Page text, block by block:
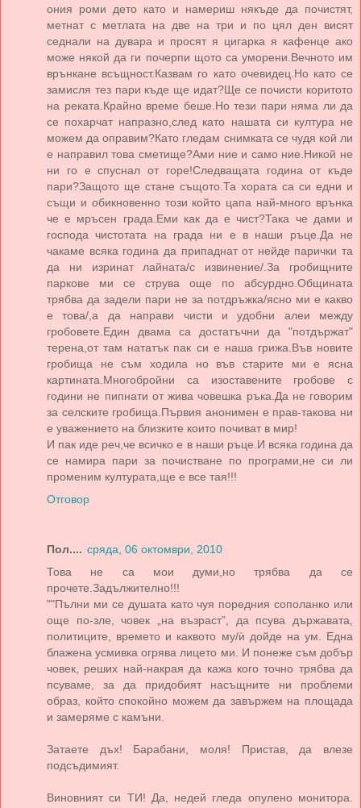
ония роми дето като и намериш някъде да почистят,
метнат с метлата на две на три и по цял ден висят
седнали на дувара и просят я цигарка я кафенце ако
може някой да ги почерпи щото са уморени.Вечното им
врънкане всъщност.Казвам го като очевидец.Но като се
замисля тез пари къде ще идат?Ще се почисти коритото
на реката.Крайно време беше.Но тези пари няма ли да
се похарчат напразно,след като нашата си култура не
можем да оправим?Като гледам снимката се чудя кой ли
е направил това сметище?Ами ние и само ние.Никой не
ни го е спуснал от горе!Следващата година от къде
пари?Защото ще стане същото.Та хората са си едни и
същи и обикновенно този който цапа най-много врънка
че е мръсен града.Еми как да е чист?Така че дами и
господа чистотата на града ни е в наши ръце.Да не
чакаме всяка година да припаднат от нейде парички та
да ни изринат лайната/с извинение/.За гробищните
паркове ми се струва още по абсурдно.Общината
трябва да задели пари не за потдръжка/ясно ми е какво
е това/,а да направи чисти и удобни алеи между
гробовете.Един двама са достатъчни да "потдържат"
терена,от там нататък пак си е наша грижа.Във новите
гробища не съм ходила но във старите ми е ясна
картината.Многобройни са изоставените гробове с
години не пипнати от жива човешка ръка.Да не говорим
за селските гробища.Първия анонимен е прав-такова ни
е уважението на близките които почиват в мир!
И пак иде реч,че всичко е в наши ръце.И всяка година да
се намира пари за почистване по програми,не си ли
променим културата,ще е все тая!!!
Отговор
Пол.... сряда, 06 октомври, 2010
Това не са мои думи,но трябва да се
прочете.Задължително!!!
""Пълни ми се душата като чуя поредния сополанко или
още по-зле, човек „на възраст”, да псува държавата,
политиците, времето и каквото му/ѝ дойде на ум. Една
блажена усмивка огрява лицето ми. И понеже съм добър
човек, реших най-накрая да кажа кого точно трябва да
псуваме, за да придобият насъщните ни проблеми
образ, който спокойно можем да завържем на площада
и замеряме с камъни.
Затаете дъх! Барабани, моля! Пристав, да влезе
подсъдимият.
Виновният си ТИ! Да, недей гледа опулено монитора.